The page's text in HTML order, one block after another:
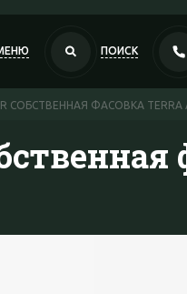
ПОИСК
СОБСТВЕННАЯ ФАСОВКА TERRA